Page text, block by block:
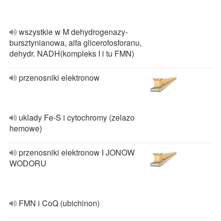
wszystkie w M dehydrogenazy-
bursztynianowa, alfa glicerofosforanu,
dehydr. NADH(kompleks I i tu FMN)
przenosniki elektronow
uklady Fe-S i cytochromy (zelazo
hemowe)
przenosniki elektronow I JONOW
WODORU
FMN i CoQ (ubichinon)